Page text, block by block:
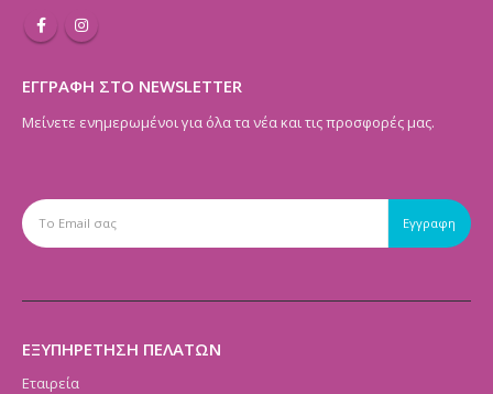
ΕΓΓΡΑΦΗ ΣΤΟ NEWSLETTER
Μείνετε ενημερωμένοι για όλα τα νέα και τις προσφορές μας.
ΕΞΥΠΗΡΕΤΗΣΗ ΠΕΛΑΤΩΝ
Εταιρεία